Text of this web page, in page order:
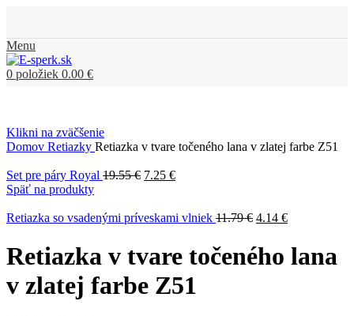
Menu
0 položiek 0.00 €
Klikni na zväčšenie
Domov Retiazky Retiazka v tvare točeného lana v zlatej farbe Z51
Set pre páry Royal 19.55€ 7.25 €
Späť na produkty
Retiazka so vsadenými príveskami vlniek 11.79€ 4.14 €
Retiazka v tvare točeného lana
v zlatej farbe Z51